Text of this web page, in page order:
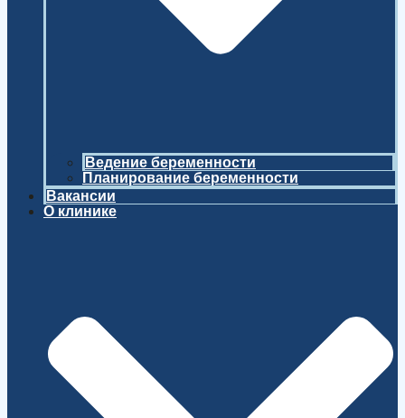
Ведение беременности
Планирование беременности
Вакансии
О клинике